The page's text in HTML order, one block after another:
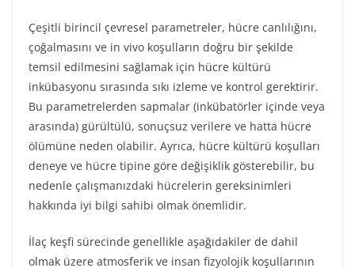
Çeşitli birincil çevresel parametreler, hücre canlılığını,
çoğalmasını ve in vivo koşulların doğru bir şekilde
temsil edilmesini sağlamak için hücre kültürü
inkübasyonu sırasında sıkı izleme ve kontrol gerektirir.
Bu parametrelerden sapmalar (inkübatörler içinde veya
arasında) gürültülü, sonuçsuz verilere ve hatta hücre
ölümüne neden olabilir. Ayrıca, hücre kültürü koşulları
deneye ve hücre tipine göre değişiklik gösterebilir, bu
nedenle çalışmanızdaki hücrelerin gereksinimleri
hakkında iyi bilgi sahibi olmak önemlidir.
İlaç keşfi sürecinde genellikle aşağıdakiler de dahil
olmak üzere atmosferik ve insan fizyolojik koşullarının